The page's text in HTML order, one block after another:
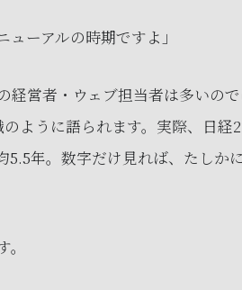
ーアルの時期ですよ」
営者・ウェブ担当者は多いの
ように語られます。実際、日経
5.5年。数字だけ見れば、たしか